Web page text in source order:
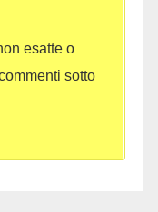
esatte o
sotto